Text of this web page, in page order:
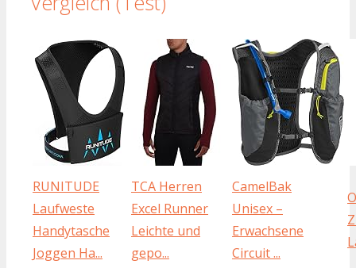
RUNITUDE
Laufweste
Handytasche
Joggen Ha...
TCA Herren
Excel Runner
Leichte und
gepo...
CamelBak
Unisex –
Erwachsene
Circuit ...